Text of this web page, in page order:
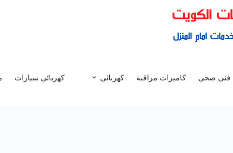
فني صحي كاميرات مراقبة كهربائي كهربائي سيارات